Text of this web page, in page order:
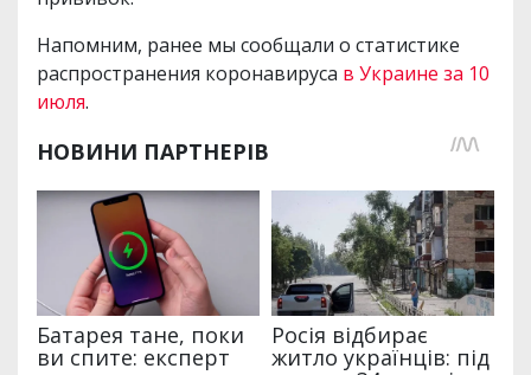
Напомним, ранее мы сообщали о статистике
распространения коронавируса в Украине за 10
июля.